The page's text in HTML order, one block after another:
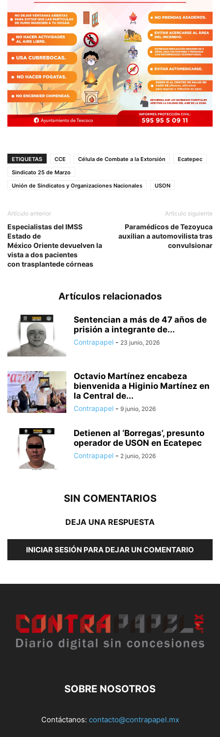
ETIQUETAS CCE Célula de Combate a la Extorsión
Ecatepec
Sindicato 25 de Marzo
Unión de Sindicatos y Organizaciones Nacionales
USON
Artículo anterior
Especialistas del IMSS
Estado de
México Oriente devuelven la
vista a dos pacientes
con trasplantede córneas
Artículo siguiente
Paramédicos de Tezoyuca
auxilian a automovilista tras
convulsionar
Artículos relacionados
Sentencian a más de 47 años de
prisión a integrante de...
Contrapapel - 23 junio, 2026
Octavio Martínez encabeza
bienvenida a Higinio Martínez en
la Central de...
Contrapapel - 9 junio, 2026
Detienen al ‘Borregas’, presunto
operador de USON en Ecatepec
Contrapapel - 2 junio, 2026
SIN COMENTARIOS
DEJA UNA RESPUESTA
INICIAR SESIÓN PARA DEJAR UN COMENTARIO
SOBRE NOSOTROS
Contáctanos: contacto@contrapapel.mx